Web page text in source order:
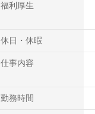
福利厚生
休日・休暇
仕事内容
勤務時間